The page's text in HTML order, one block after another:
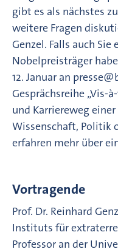
gibt es als nächstes
weitere Fragen
Genzel. Falls auch Sie
Nobelpreisträger
12. Januar an
Gesprächsreihe „Vis-
und Karriereweg
Wissenschaft, Politik
erfahren mehr über
Vortragende
Prof. Dr. Reinhard
Instituts für
Professor an der